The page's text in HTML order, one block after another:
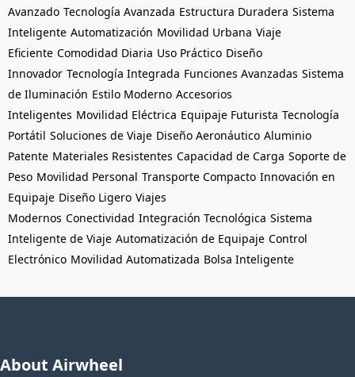
Avanzado Tecnología Avanzada Estructura Duradera Sistema
Inteligente Automatización Movilidad Urbana Viaje
Eficiente Comodidad Diaria Uso Práctico Diseño
Innovador Tecnología Integrada Funciones Avanzadas Sistema
de Iluminación Estilo Moderno Accesorios
Inteligentes Movilidad Eléctrica Equipaje Futurista Tecnología
Portátil Soluciones de Viaje Diseño Aeronáutico Aluminio
Patente Materiales Resistentes Capacidad de Carga Soporte de
Peso Movilidad Personal Transporte Compacto Innovación en
Equipaje Diseño Ligero Viajes
Modernos Conectividad Integración Tecnológica Sistema
Inteligente de Viaje Automatización de Equipaje Control
Electrónico Movilidad Automatizada Bolsa Inteligente
About Airwheel